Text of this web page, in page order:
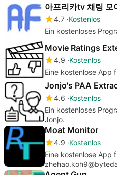
아프리카tv 채팅 모
4.7 Kostenlos
Ein kostenloses
Movie Ratings
4.9 Kostenlos
Eine kostenlose App
Jonjo's PAA
4.6 Kostenlos
Ein kostenloses
Jonjo.
Moat Monitor
4.9 Kostenlos
Eine kostenlose App